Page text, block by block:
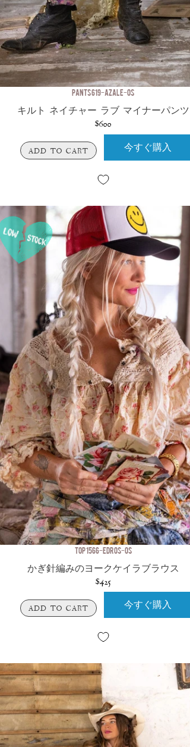
PANTS 619-AZALE-OS
キルト ネイチャー ラブ マイナーパンツ
$600
ADD TO CART 今すぐ購入
TOP 1566-EDROS-OS
かぎ針編みのヨークケイラブラウス
$425
ADD TO CART 今すぐ購入